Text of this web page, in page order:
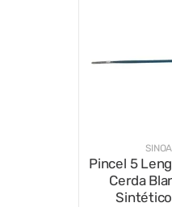
Pincel 5 Lengua De Gato
Cerda